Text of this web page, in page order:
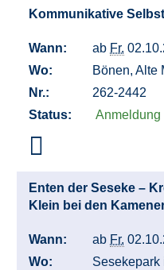
Kommunikative
Wann: ab Fr.
Wo:
Bönen, Alte
Nr.:
262-2442
Status:
Anmeldung
Enten der Seseke –
Klein bei den
Wann: ab Fr.
Wo:
Sesekepark